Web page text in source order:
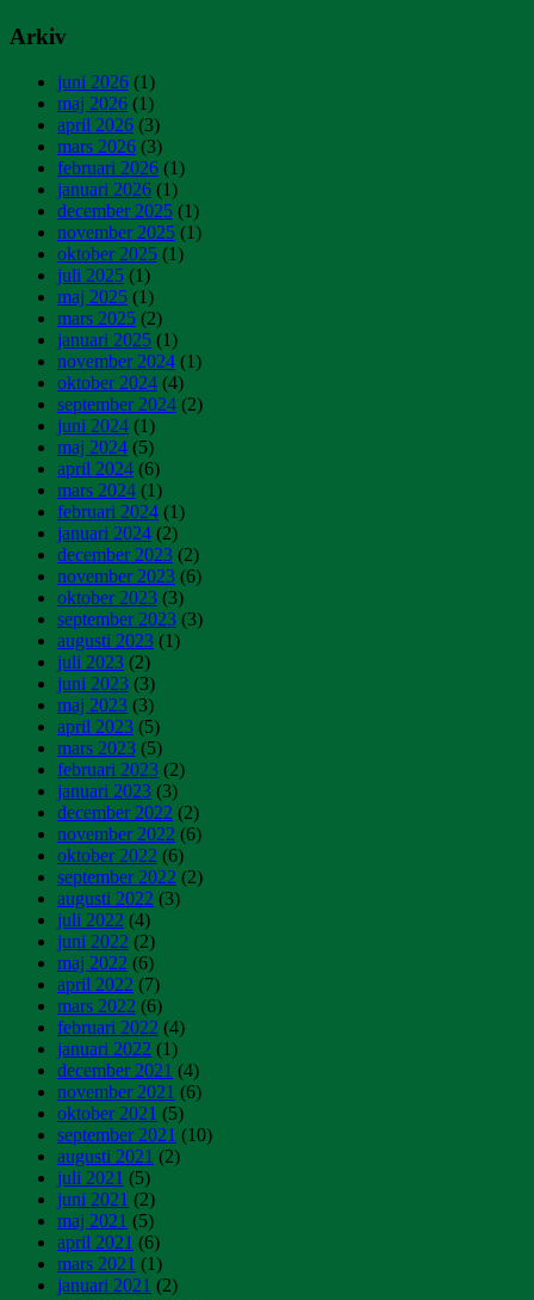
Arkiv
juni 2026 (1)
maj 2026 (1)
april 2026 (3)
mars 2026 (3)
februari 2026 (1)
januari 2026 (1)
december 2025 (1)
november 2025 (1)
oktober 2025 (1)
juli 2025 (1)
maj 2025 (1)
mars 2025 (2)
januari 2025 (1)
november 2024 (1)
oktober 2024 (4)
september 2024 (2)
juni 2024 (1)
maj 2024 (5)
april 2024 (6)
mars 2024 (1)
februari 2024 (1)
januari 2024 (2)
december 2023 (2)
november 2023 (6)
oktober 2023 (3)
september 2023 (3)
augusti 2023 (1)
juli 2023 (2)
juni 2023 (3)
maj 2023 (3)
april 2023 (5)
mars 2023 (5)
februari 2023 (2)
januari 2023 (3)
december 2022 (2)
november 2022 (6)
oktober 2022 (6)
september 2022 (2)
augusti 2022 (3)
juli 2022 (4)
juni 2022 (2)
maj 2022 (6)
april 2022 (7)
mars 2022 (6)
februari 2022 (4)
januari 2022 (1)
december 2021 (4)
november 2021 (6)
oktober 2021 (5)
september 2021 (10)
augusti 2021 (2)
juli 2021 (5)
juni 2021 (2)
maj 2021 (5)
april 2021 (6)
mars 2021 (1)
januari 2021 (2)